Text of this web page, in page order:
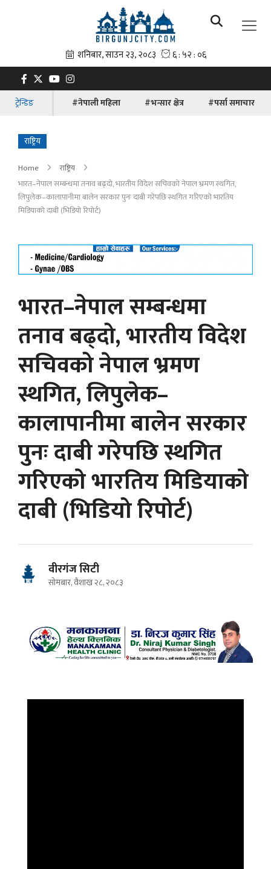
ट्रेन्डिङ #नेपाली महिला #भन्सार क्षेत्र #पर्सा समाचार
राष्ट्रिय
Home
राष्ट्रिय
भारत–नेपाल सम्बन्धमा तनाव बढ्दो, भारतीय विदेश सचिवको नेपाल भ्रमण स्थगित,
लिपुलेक–कालापानीमा बालेन सरकार पुनः दाबी गरेपछि स्थगित गरिएकाे भारतिय
मिडियाकाे दाबी (भिडियो रिपोर्ट)
भारत–नेपाल सम्बन्धमा
तनाव बढ्दो, भारतीय विदेश
सचिवको नेपाल भ्रमण
स्थगित, लिपुलेक–
कालापानीमा बालेन सरकार
पुनः दाबी गरेपछि स्थगित
गरिएकाे भारतिय मिडियाकाे
दाबी (भिडियो रिपोर्ट)
वीरगंज सिटी
सोमबार, वैशाख २८, २०८३